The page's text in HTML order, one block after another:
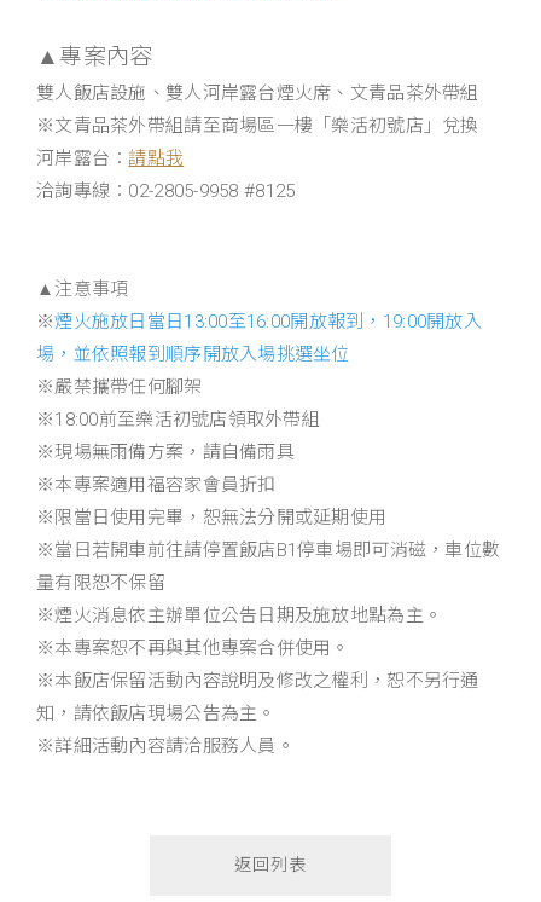
▲專案內容
雙人飯店設施、雙人河岸露台煙火席、文青品茶外帶組
※文青品茶外帶組請至商場區一樓「樂活初號店」兌換
河岸露台： 請點我
洽詢專線：02-2805-9958 #8125
▲注意事項
※煙火施放日當日13:00至16:00開放報到，19:00開放入
場，並依照報到順序開放入場挑選坐位
※嚴禁攜帶任何腳架
※18:00前至樂活初號店領取外帶組
※現場無雨備方案，請自備雨具
※本專案適用福容家會員折扣
※限當日使用完畢，恕無法分開或延期使用
※當日若開車前往請停置飯店B1停車場即可消磁，車位數
量有限恕不保留
※煙火消息依主辦單位公告日期及施放地點為主。
※本專案恕不再與其他專案合併使用。
※本飯店保留活動內容說明及修改之權利，恕不另行通
知，請依飯店現場公告為主。
※詳細活動內容請洽服務人員。
返回列表